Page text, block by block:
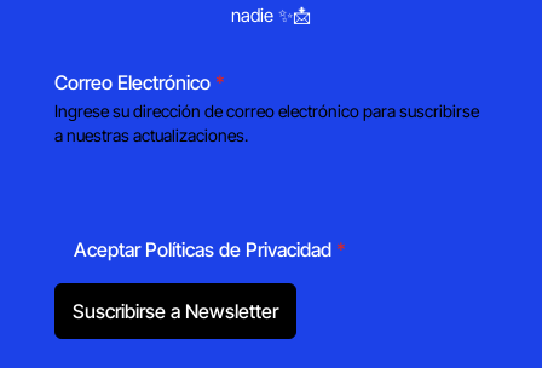
nadie ✨📩
Correo Electrónico *
Ingrese su dirección de correo electrónico para suscribirse
a nuestras actualizaciones.
Aceptar Políticas de Privacidad *
Suscribirse a Newsletter